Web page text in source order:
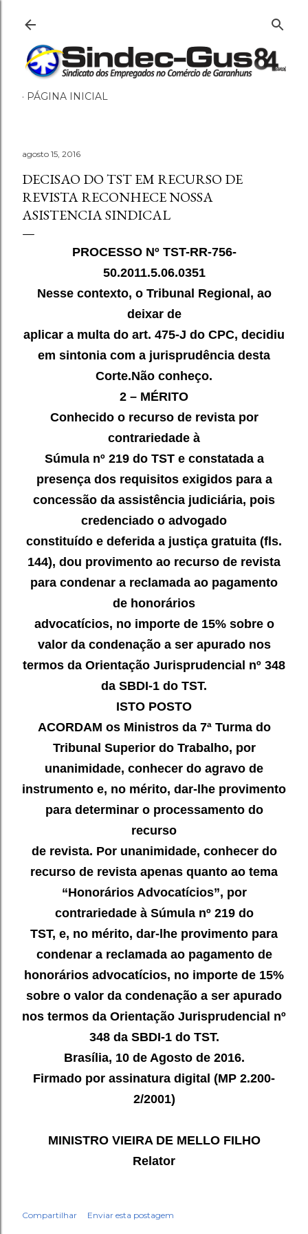
PÁGINA INICIAL
agosto 15, 2016
DECISAO DO TST EM RECURSO DE
REVISTA RECONHECE NOSSA
ASISTENCIA SINDICAL
PROCESSO Nº TST-RR-756-
50.2011.5.06.0351
Nesse contexto, o Tribunal Regional, ao
deixar de
aplicar a multa do art. 475-J do CPC, decidiu
em sintonia com a jurisprudência desta
Corte.Não conheço.
2 – MÉRITO
Conhecido o recurso de revista por
contrariedade à
Súmula nº 219 do TST e constatada a
presença dos requisitos exigidos para a
concessão da assistência judiciária, pois
credenciado o advogado
constituído e deferida a justiça gratuita (fls.
144), dou provimento ao recurso de revista
para condenar a reclamada ao pagamento
de honorários
advocatícios, no importe de 15% sobre o
valor da condenação a ser apurado nos
termos da Orientação Jurisprudencial nº 348
da SBDI-1 do TST.
ISTO POSTO
ACORDAM os Ministros da 7ª Turma do
Tribunal Superior do Trabalho, por
unanimidade, conhecer do agravo de
instrumento e, no mérito, dar-lhe provimento
para determinar o processamento do
recurso
de revista. Por unanimidade, conhecer do
recurso de revista apenas quanto ao tema
“Honorários Advocatícios”, por
contrariedade à Súmula nº 219 do
TST, e, no mérito, dar-lhe provimento para
condenar a reclamada ao pagamento de
honorários advocatícios, no importe de 15%
sobre o valor da condenação a ser apurado
nos termos da Orientação Jurisprudencial nº
348 da SBDI-1 do TST.
Brasília, 10 de Agosto de 2016.
Firmado por assinatura digital (MP 2.200-
2/2001)
MINISTRO VIEIRA DE MELLO FILHO
Relator
Compartilhar Enviar esta postagem